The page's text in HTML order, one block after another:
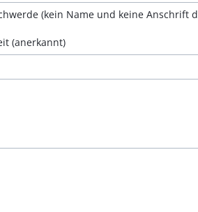
(kein Name und keine Anschrift
(anerkannt)